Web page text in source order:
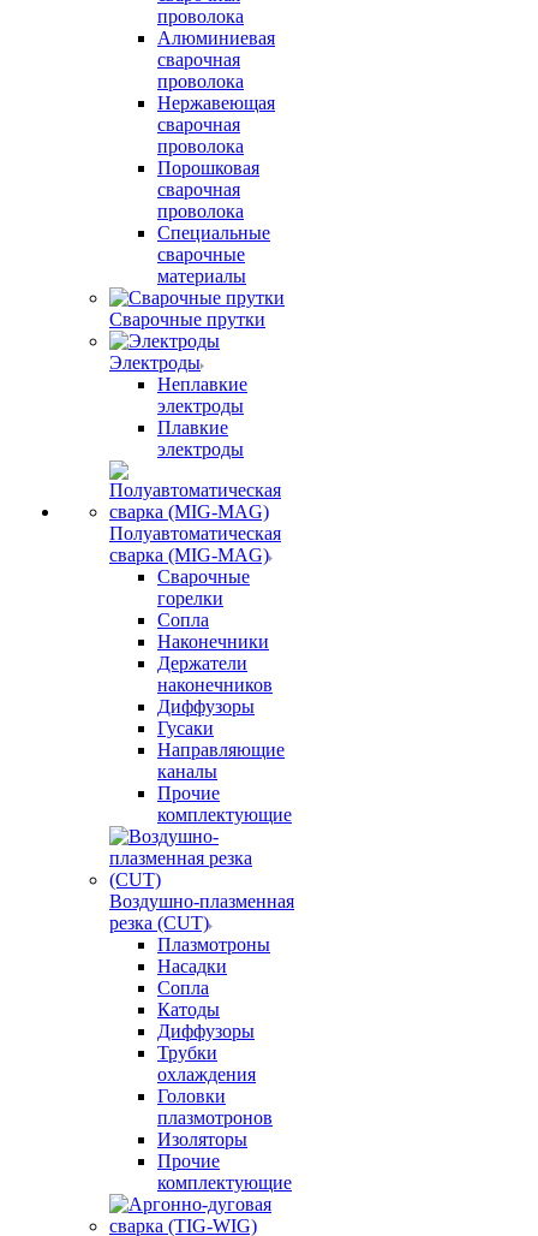
проволока
Алюминиевая
сварочная
проволока
Нержавеющая
сварочная
проволока
Порошковая
сварочная
проволока
Специальные
сварочные
материалы
Сварочные прутки
Электроды
Неплавкие
электроды
Плавкие
электроды
Полуавтоматическая
сварка (MIG-MAG)
Сварочные
горелки
Сопла
Наконечники
Держатели
наконечников
Диффузоры
Гусаки
Направляющие
каналы
Прочие
комплектующие
Воздушно-плазменная
резка (CUT)
Плазмотроны
Насадки
Сопла
Катоды
Диффузоры
Трубки
охлаждения
Головки
плазмотронов
Изоляторы
Прочие
комплектующие